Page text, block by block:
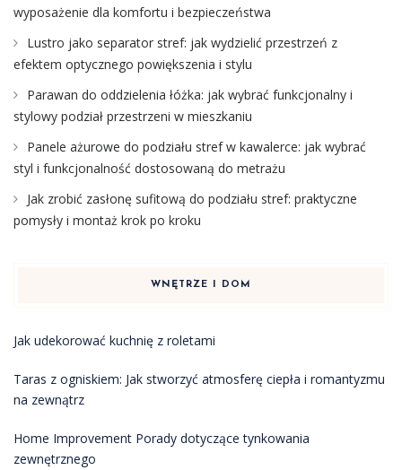
wyposażenie dla komfortu i bezpieczeństwa
Lustro jako separator stref: jak wydzielić przestrzeń z
efektem optycznego powiększenia i stylu
Parawan do oddzielenia łóżka: jak wybrać funkcjonalny i
stylowy podział przestrzeni w mieszkaniu
Panele ażurowe do podziału stref w kawalerce: jak wybrać
styl i funkcjonalność dostosowaną do metrażu
Jak zrobić zasłonę sufitową do podziału stref: praktyczne
pomysły i montaż krok po kroku
WNĘTRZE I DOM
Jak udekorować kuchnię z roletami
Taras z ogniskiem: Jak stworzyć atmosferę ciepła i romantyzmu
na zewnątrz
Home Improvement Porady dotyczące tynkowania
zewnętrznego